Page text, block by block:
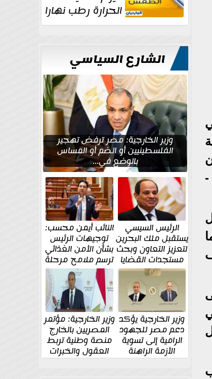
-
الحرارة رطب نهارا
مائل للحرارة رطب
الشارع السياسي
وزير الخارجية: مصر ترفض تهجير
الفلسطينيين أو الضم أو المساس
بالوضع في...
الرئيس السيسي
يستقبل ملك البحرين
لتعزيز التعاون وبحث
مستجدات القضايا
الإقليمية والدولية
النائب أيمن محسب:
توجيهات الرئيس
بشأن الأمن الغذائي
ترسم ملامح مرحلة
جديدة
وزير الخارجية يؤكد
دعم مصر للجهود
الرامية إلى تسوية
الأزمة الراهنة
وزير الخارجية: مؤتمر
المصريين بالخارج
منصة وطنية تربط
العقول والخبرات
المصرية بالدولة